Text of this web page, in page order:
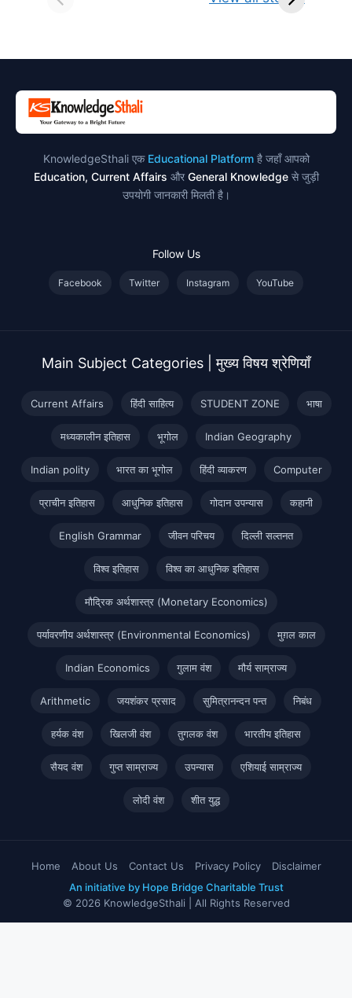
KnowledgeSthali एक Educational Platformहै जहाँ आपको
Education, Current Affairs और General Knowledgeसे जुड़ी
उपयोगी जानकारी मिलती है।
Follow Us
Facebook Twitter Instagram YouTube
Main Subject Categories | मुख्य विषय श्रेणियाँ
Current Affairs हिंदी साहित्य STUDENT ZONE भाषा
मध्यकालीन इतिहास भूगोल Indian Geography
Indian polity भारत का भूगोल हिंदी व्याकरण Computer
प्राचीन इतिहास आधुनिक इतिहास गोदान उपन्यास कहानी
English Grammar जीवन परिचय दिल्ली सल्तनत
विश्व इतिहास विश्व का आधुनिक इतिहास
मौद्रिक अर्थशास्त्र (Monetary Economics)
पर्यावरणीय अर्थशास्त्र (Environmental Economics) मुग़ल काल
Indian Economics गुलाम वंश मौर्य साम्राज्य
Arithmetic जयशंकर प्रसाद सुमित्रानन्दन पन्त निबंध
हर्यक वंश खिलजी वंश तुगलक वंश भारतीय इतिहास
सैयद वंश गुप्त साम्राज्य उपन्यास एशियाई साम्राज्य
लोदी वंश शीत युद्ध
Home About Us Contact Us Privacy Policy
Disclaimer
An initiative by Hope Bridge Charitable Trust
© 2026 KnowledgeSthali | All Rights Reserved